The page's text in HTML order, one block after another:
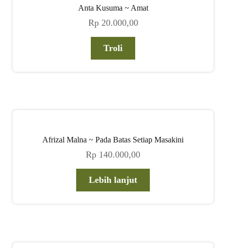
Anta Kusuma ~ Amat
Rp20.000,00
Troli
Afrizal Malna ~ Pada Batas Setiap Masakini
Rp 140.000,00
Lebih lanjut